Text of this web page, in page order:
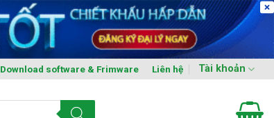
Download software & Frimware Liên hệ Tài khoản